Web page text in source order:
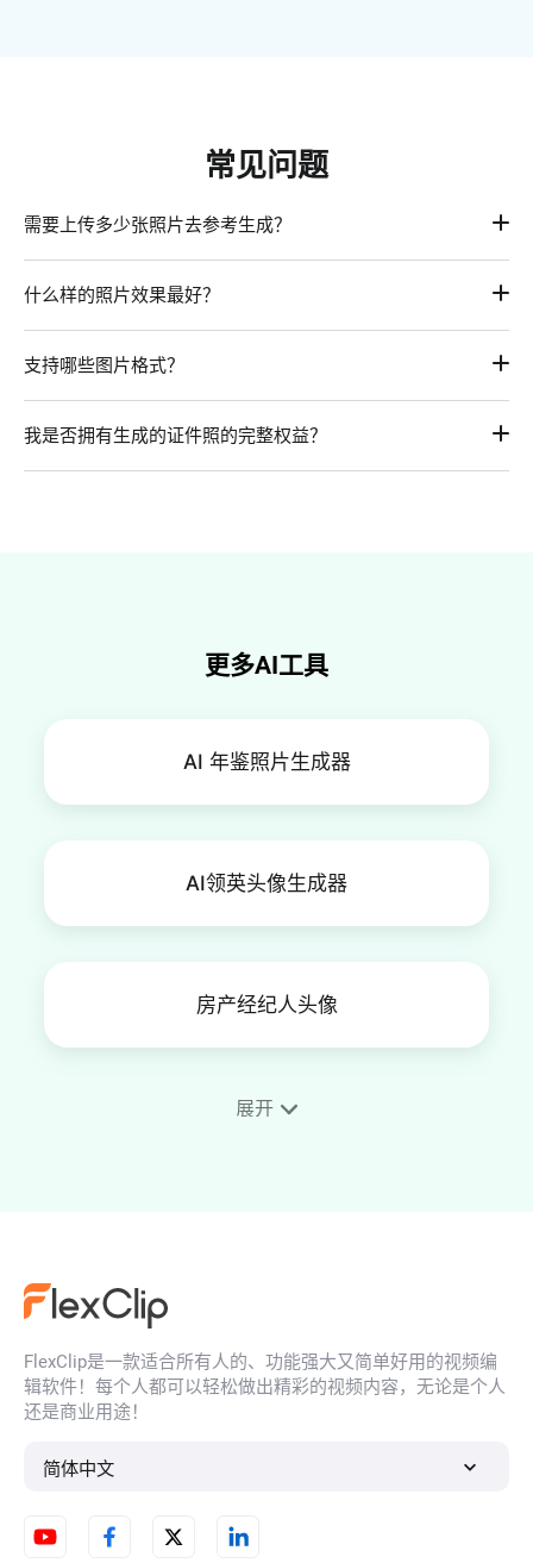
常见问题
需要上传多少张照片去参考生成？
的证件照。
什么样的照片效果最好？
果。
支持哪些图片格式？
我是否拥有生成的证件照的完整权益？
更多AI工具
AI 年鉴照片生成器
AI领英头像生成器
房产经纪人头像
AI旅行照片生成器
展开
FlexClip是一款适合所有人的、功能强大又简单好用的视频编
辑软件！每个人都可以轻松做出精彩的视频内容，无论是个人
还是商业用途！
简体中文